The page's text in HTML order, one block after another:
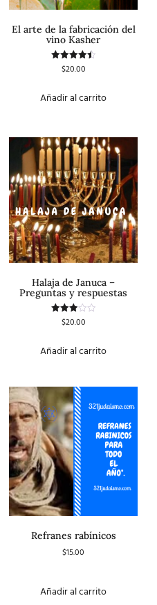
El arte de la fabricación del
vino Kasher
Valorado
$20.00
Añadir al carrito
Halaja de Januca –
Preguntas y respuestas
Valorado
$20.00
Añadir al carrito
Refranes rabínicos
$15.00
Añadir al carrito